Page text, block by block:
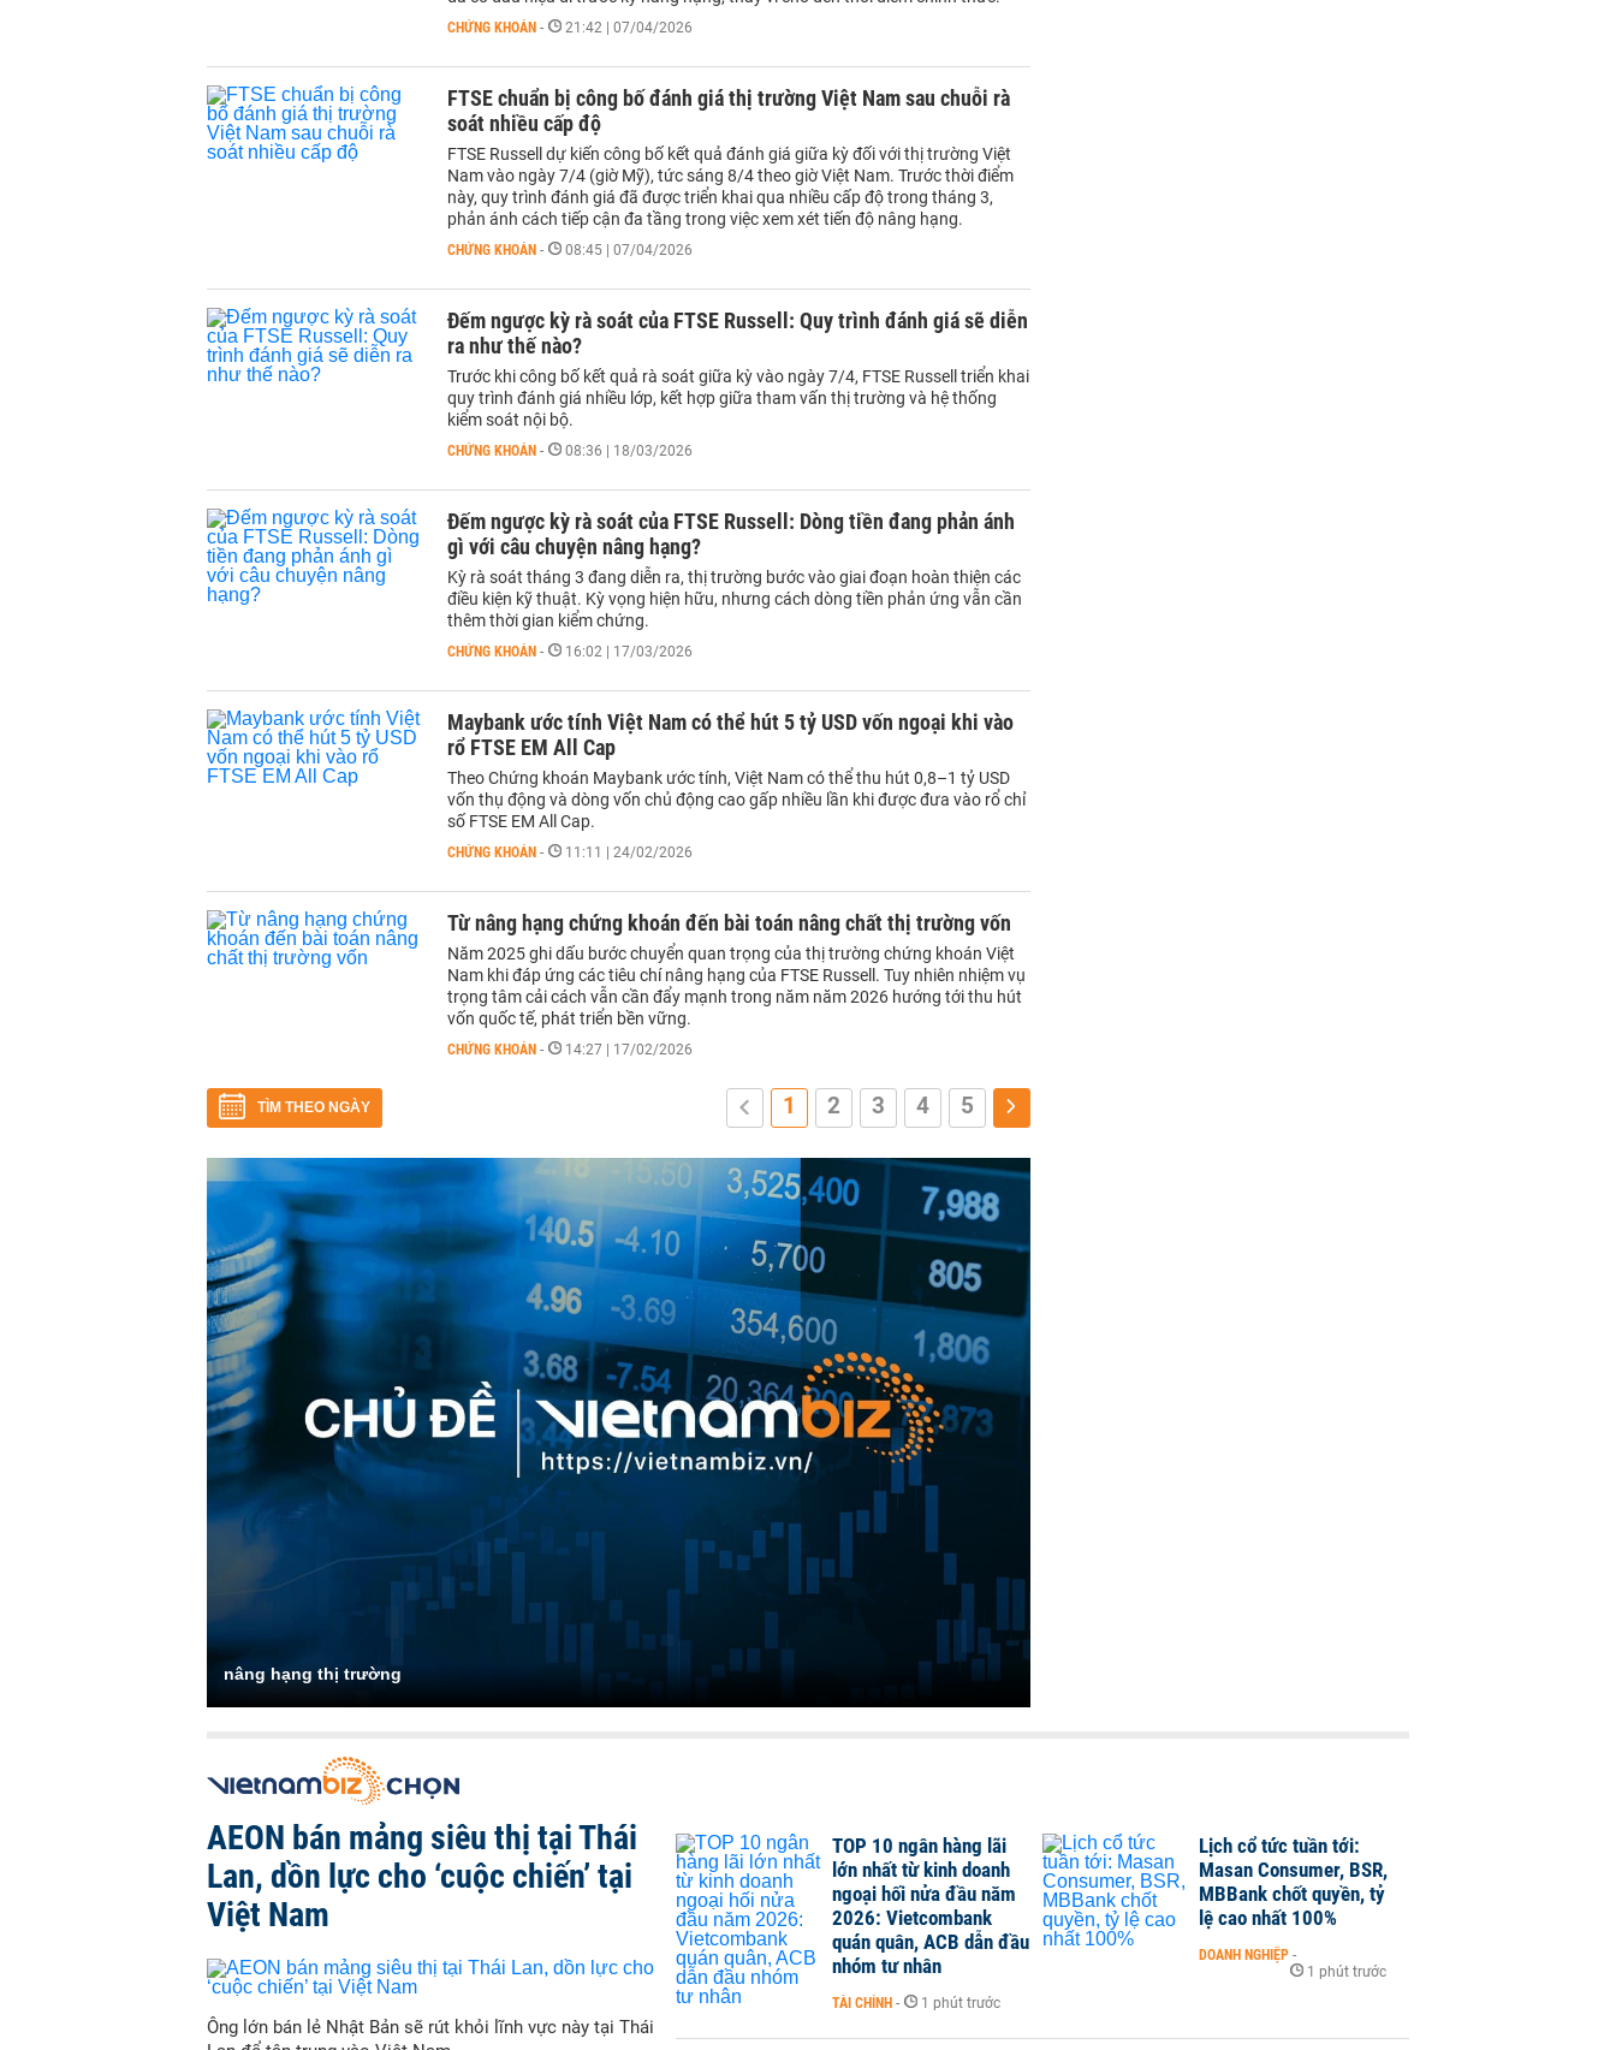
CHỨNG KHOÁN - 21:42 | 07/04/2026
FTSE chuẩn bị công bố đánh giá thị trường Việt Nam sau chuỗi rà
soát nhiều cấp độ
FTSE Russell dự kiến công bố kết quả đánh giá giữa kỳ đối với thị trường Việt
Nam vào ngày 7/4 (giờ Mỹ), tức sáng 8/4 theo giờ Việt Nam. Trước thời điểm
này, quy trình đánh giá đã được triển khai qua nhiều cấp độ trong tháng 3,
phản ánh cách tiếp cận đa tầng trong việc xem xét tiến độ nâng hạng.
CHỨNG KHOÁN - 08:45 | 07/04/2026
Đếm ngược kỳ rà soát của FTSE Russell: Quy trình đánh giá sẽ diễn
ra như thế nào?
Trước khi công bố kết quả rà soát giữa kỳ vào ngày 7/4, FTSE Russell triển khai
quy trình đánh giá nhiều lớp, kết hợp giữa tham vấn thị trường và hệ thống
kiểm soát nội bộ.
CHỨNG KHOÁN - 08:36 | 18/03/2026
Đếm ngược kỳ rà soát của FTSE Russell: Dòng tiền đang phản ánh
gì với câu chuyện nâng hạng?
Kỳ rà soát tháng 3 đang diễn ra, thị trường bước vào giai đoạn hoàn thiện các
điều kiện kỹ thuật. Kỳ vọng hiện hữu, nhưng cách dòng tiền phản ứng vẫn cần
thêm thời gian kiểm chứng.
CHỨNG KHOÁN - 16:02 | 17/03/2026
Maybank ước tính Việt Nam có thể hút 5 tỷ USD vốn ngoại khi vào
rổ FTSE EM All Cap
Theo Chứng khoán Maybank ước tính, Việt Nam có thể thu hút 0,8–1 tỷ USD
vốn thụ động và dòng vốn chủ động cao gấp nhiều lần khi được đưa vào rổ chỉ
số FTSE EM All Cap.
CHỨNG KHOÁN - 11:11 | 24/02/2026
Từ nâng hạng chứng khoán đến bài toán nâng chất thị trường vốn
Năm 2025 ghi dấu bước chuyển quan trọng của thị trường chứng khoán Việt
Nam khi đáp ứng các tiêu chí nâng hạng của FTSE Russell. Tuy nhiên nhiệm vụ
trọng tâm cải cách vẫn cần đẩy mạnh trong năm năm 2026 hướng tới thu hút
vốn quốc tế, phát triển bền vững.
CHỨNG KHOÁN - 14:27 | 17/02/2026
TÌM THEO NGÀY 1 2 3 4 5
nâng hạng thị trường
AEON bán mảng siêu thị tại Thái
Lan, dồn lực cho ‘cuộc chiến’ tại
Việt Nam
Ông lớn bán lẻ Nhật Bản sẽ rút khỏi lĩnh vực này tại Thái
TOP 10 ngân hàng lãi
lớn nhất từ kinh doanh
ngoại hối nửa đầu năm
2026: Vietcombank
quán quân, ACB dẫn đầu
nhóm tư nhân
TÀI CHÍNH - 1 phút trước
Lịch cổ tức tuần tới:
Masan Consumer, BSR,
MBBank chốt quyền, tỷ
lệ cao nhất 100%
DOANH NGHIỆP -
1 phút trước